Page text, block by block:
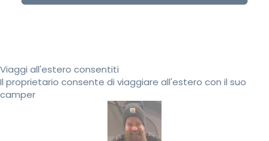
Viaggi all'estero consentiti
Il proprietario consente di viaggiare all'estero con il suo
camper